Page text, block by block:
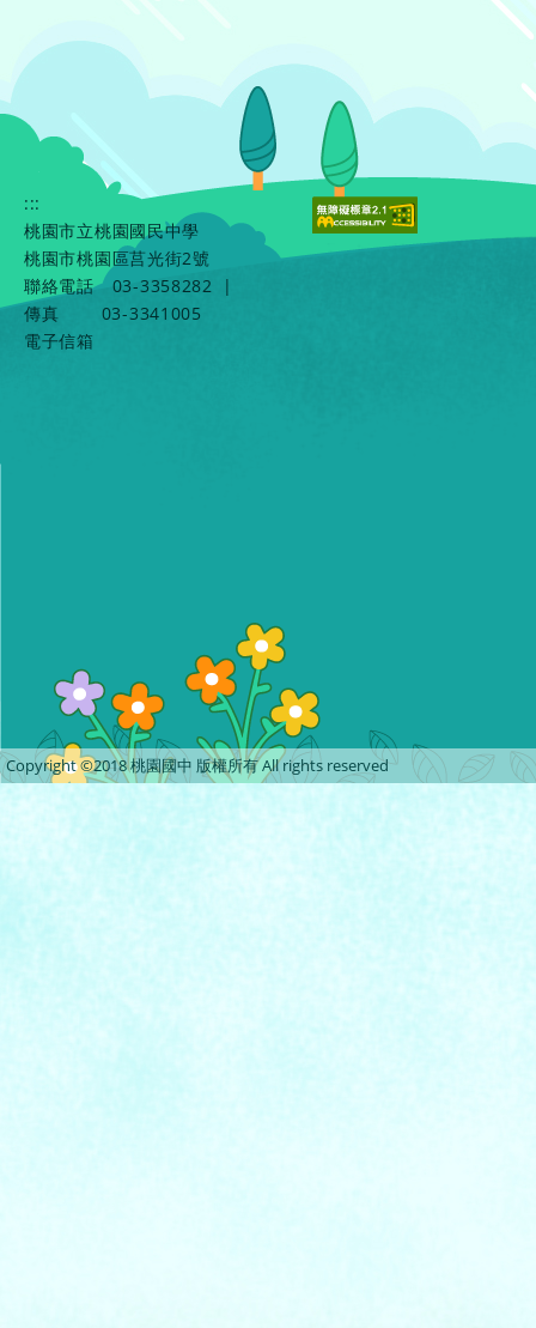
:::
桃園市立桃園國民中學
桃園市桃園區莒光街2號
聯絡電話
03-3358282
|
傳真
03-3341005
電子信箱
Copyright ©2018 桃園國中 版權所有 All rights reserved